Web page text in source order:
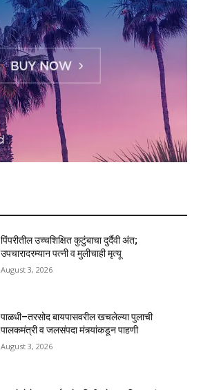
पिंपरीतील उच्चशिक्षित कुटुंबाचा दुर्दैवी अंत;
उपचारादरम्यान पत्नी व मुलीचाही मृत्यू
August 3, 2026
पाळधी–तरसोद बायपासवरील खचलेल्या पुलाची
पालकमंत्री व जलसंपदा मंत्र्यांकडून पाहणी
August 3, 2026